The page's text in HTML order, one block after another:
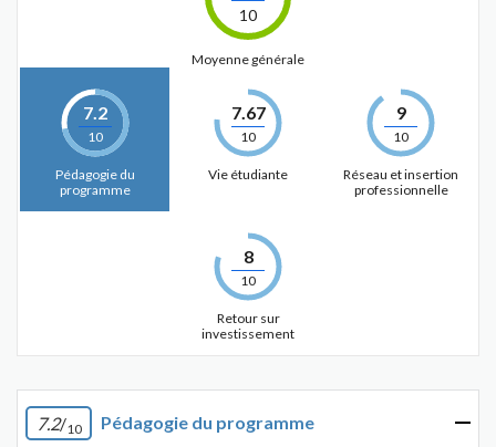
10
Moyenne générale
7.2
10
Pédagogie du
programme
7.67
10
Vie étudiante
9
10
Réseau et insertion
professionnelle
8
10
Retour sur
investissement
7.2/10 Pédagogie du programme